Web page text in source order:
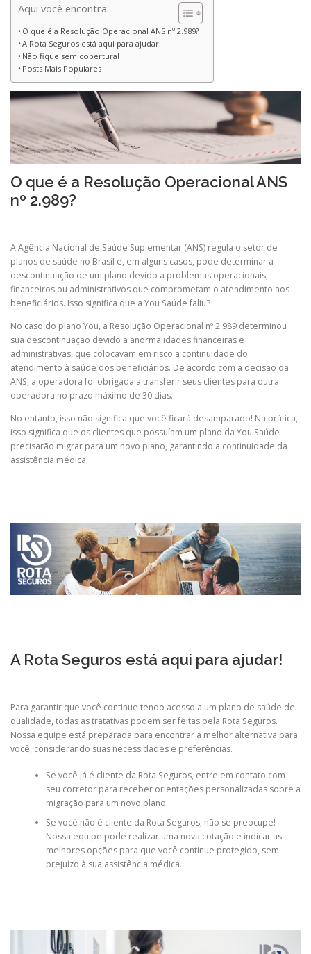
Aqui você encontra:
O que é a Resolução Operacional ANS nº 2.989?
A Rota Seguros está aqui para ajudar!
Não fique sem cobertura!
Posts Mais Populares
O que é a Resolução Operacional ANS
nº 2.989?
A Agência Nacional de Saúde Suplementar (ANS) regula o setor de
planos de saúde no Brasil e, em alguns casos, pode determinar a
descontinuação de um plano devido a problemas operacionais,
financeiros ou administrativos que comprometam o atendimento aos
beneficiários. Isso significa que a You Saúde faliu?
No caso do plano You, a Resolução Operacional nº 2.989 determinou
sua descontinuação devido a anormalidades financeiras e
administrativas, que colocavam em risco a continuidade do
atendimento à saúde dos beneficiários. De acordo com a decisão da
ANS, a operadora foi obrigada a transferir seus clientes para outra
operadora no prazo máximo de 30 dias.
No entanto, isso não significa que você ficará desamparado! Na prática,
isso significa que os clientes que possuíam um plano da You Saúde
precisarão migrar para um novo plano, garantindo a continuidade da
assistência médica.
A Rota Seguros está aqui para ajudar!
Para garantir que você continue tendo acesso a um plano de saúde de
qualidade, todas as tratativas podem ser feitas pela Rota Seguros.
Nossa equipe está preparada para encontrar a melhor alternativa para
você, considerando suas necessidades e preferências.
Se você já é cliente da Rota Seguros, entre em contato com
seu corretor para receber orientações personalizadas sobre a
migração para um novo plano.
Se você não é cliente da Rota Seguros, não se preocupe!
Nossa equipe pode realizar uma nova cotação e indicar as
melhores opções para que você continue protegido, sem
prejuízo à sua assistência médica.